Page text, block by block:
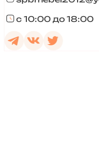
с 10:00 до 18:00